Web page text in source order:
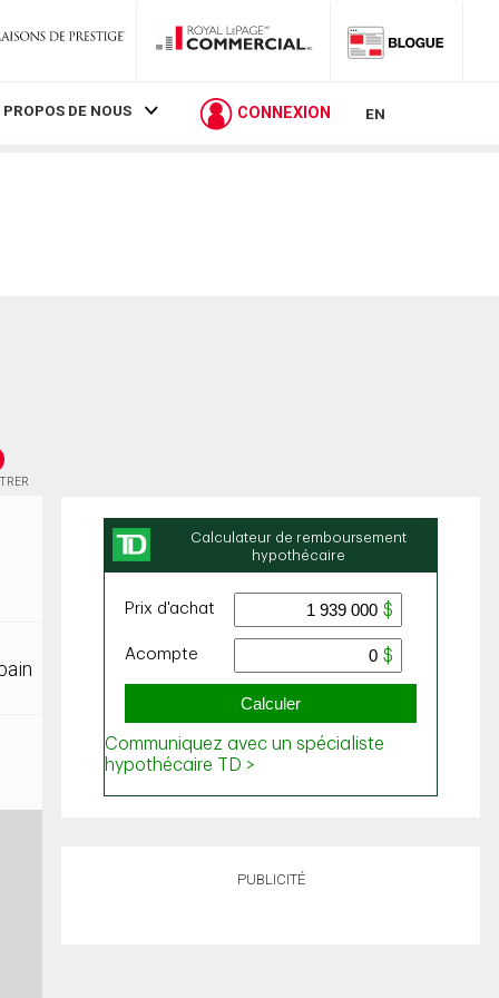
PROPOS DE NOUS CONNEXION EN
PUBLICITÉ